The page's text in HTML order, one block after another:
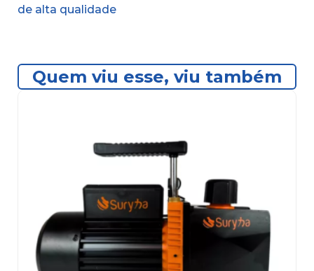
de alta qualidade
Quem viu esse, viu também